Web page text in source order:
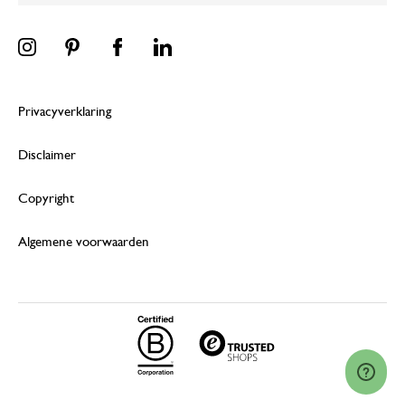
Privacyverklaring
Disclaimer
Copyright
Algemene voorwaarden